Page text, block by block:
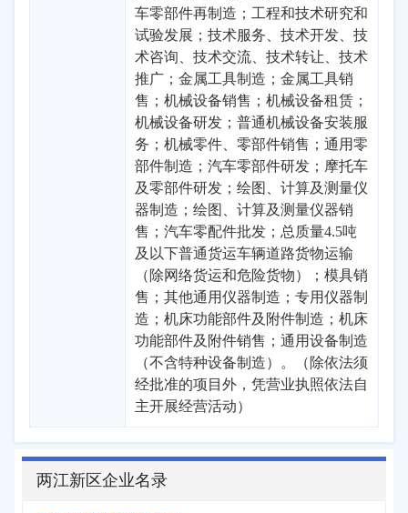
车零部件再制造；工程和技术研究和
试验发展；技术服务、技术开发、技
术咨询、技术交流、技术转让、技术
推广；金属工具制造；金属工具销
售；机械设备销售；机械设备租赁；
机械设备研发；普通机械设备安装服
务；机械零件、零部件销售；通用零
部件制造；汽车零部件研发；摩托车
及零部件研发；绘图、计算及测量仪
器制造；绘图、计算及测量仪器销
售；汽车零配件批发；总质量4.5吨
及以下普通货运车辆道路货物运输
（除网络货运和危险货物）；模具销
售；其他通用仪器制造；专用仪器制
造；机床功能部件及附件制造；机床
功能部件及附件销售；通用设备制造
（不含特种设备制造）。（除依法须
经批准的项目外，凭营业执照依法自
主开展经营活动）
两江新区企业名录